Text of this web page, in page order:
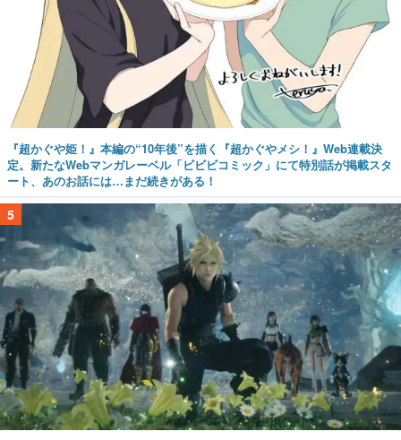
『超かぐや姫！』本編の“10年後”を描く『超かぐやメシ！』Web連載決
定。新たなWebマンガレーベル「ビビビコミック」にて特別話が掲載スタ
ート、あのお話には…まだ続きがある！
5